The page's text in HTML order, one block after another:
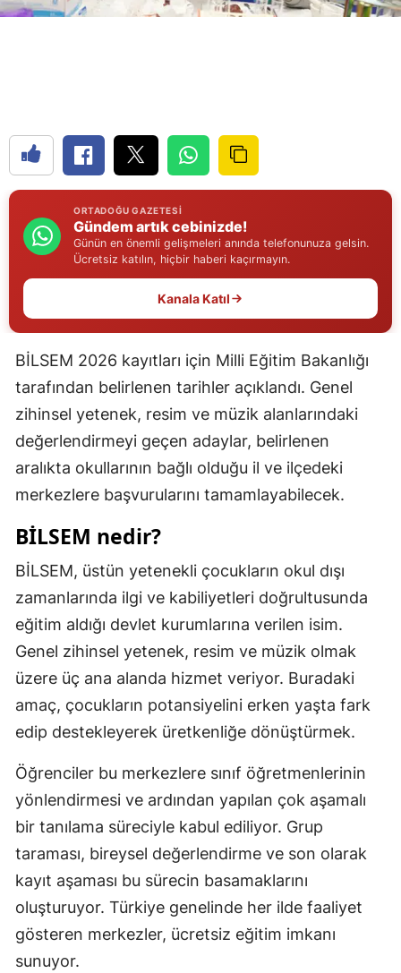
Çanakkale
Diyarbakır
Edirne
Elazığ
Erzincan
Erzurum
Gaziantep
Giresun
Gümüşhane
Hakkari
Isparta
Mersin
İstanbul
Kars
Kastamonu
Kayseri
Kırklareli
Kırşehir
Kocaeli
Konya
ORTADOĞU GAZETESI
Gündem artık cebinizde!
Günün en önemli gelişmeleri anında telefonunuza gelsin.
Ücretsiz katılın, hiçbir haberi kaçırmayın.
Kanala Katıl
BİLSEM 2026 kayıtları için Milli Eğitim Bakanlığı
tarafından belirlenen tarihler açıklandı. Genel
zihinsel yetenek, resim ve müzik alanlarındaki
değerlendirmeyi geçen adaylar, belirlenen
aralıkta okullarının bağlı olduğu il ve ilçedeki
merkezlere başvurularını tamamlayabilecek.
BİLSEM nedir?
BİLSEM, üstün yetenekli çocukların okul dışı
zamanlarında ilgi ve kabiliyetleri doğrultusunda
eğitim aldığı devlet kurumlarına verilen isim.
Genel zihinsel yetenek, resim ve müzik olmak
üzere üç ana alanda hizmet veriyor. Buradaki
amaç, çocukların potansiyelini erken yaşta fark
edip destekleyerek üretkenliğe dönüştürmek.
Öğrenciler bu merkezlere sınıf öğretmenlerinin
yönlendirmesi ve ardından yapılan çok aşamalı
bir tanılama süreciyle kabul ediliyor. Grup
taraması, bireysel değerlendirme ve son olarak
kayıt aşaması bu sürecin basamaklarını
oluşturuyor. Türkiye genelinde her ilde faaliyet
gösteren merkezler, ücretsiz eğitim imkanı
sunuyor.